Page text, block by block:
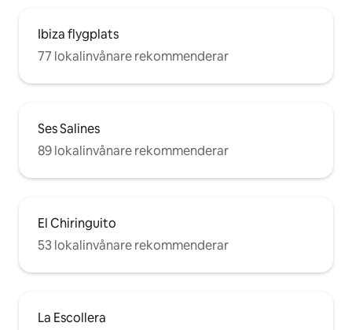
Ibiza flygplats
77 lokalinvånare rekommenderar
Ses Salines
89 lokalinvånare rekommenderar
El Chiringuito
53 lokalinvånare rekommenderar
La Escollera